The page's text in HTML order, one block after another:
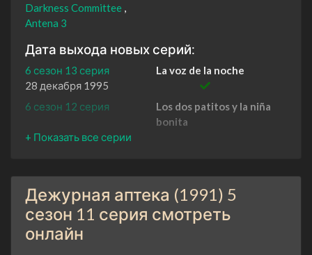
Darkness Committee
Antena 3
Дата выхода новых серий:
6 сезон 13 серия
La voz de la noche
28 декабря 1995
6 сезон 12 серия
Los dos patitos y la niña
bonita
21 декабря 1995
6 сезон 10 серия
Cero negativo
7 декабря 1995
6 сезон 9 серия
Дежурная аптека (1991) 5
сезон 11 серия смотреть
онлайн